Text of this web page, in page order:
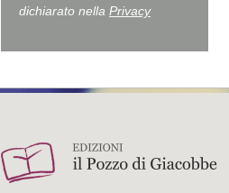
dichiarato nella Privacy